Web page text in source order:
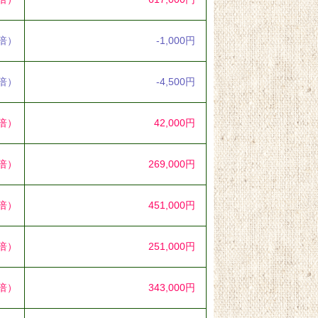
） -1,000円
） -4,500円
） 42,000円
） 269,000円
） 451,000円
） 251,000円
） 343,000円